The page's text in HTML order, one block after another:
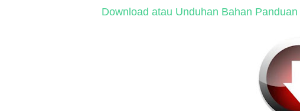
Download atau Unduhan Bahan Panduan